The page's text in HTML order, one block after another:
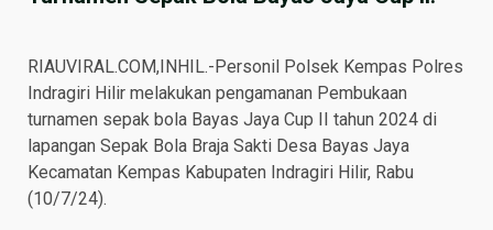
RIAUVIRAL.COM,INHIL.-Personil Polsek Kempas Polres
Indragiri Hilir melakukan pengamanan Pembukaan
turnamen sepak bola Bayas Jaya Cup II tahun 2024 di
lapangan Sepak Bola Braja Sakti Desa Bayas Jaya
Kecamatan Kempas Kabupaten Indragiri Hilir, Rabu
(10/7/24).